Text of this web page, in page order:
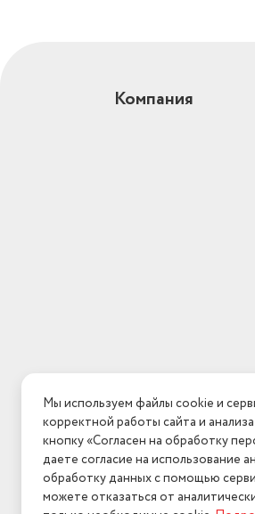
Компания
Мы используем файлы cookie и
корректной работы сайта и
кнопку «Согласен на обработку
даете согласие на использование
обработку данных с помощью
можете отказаться от